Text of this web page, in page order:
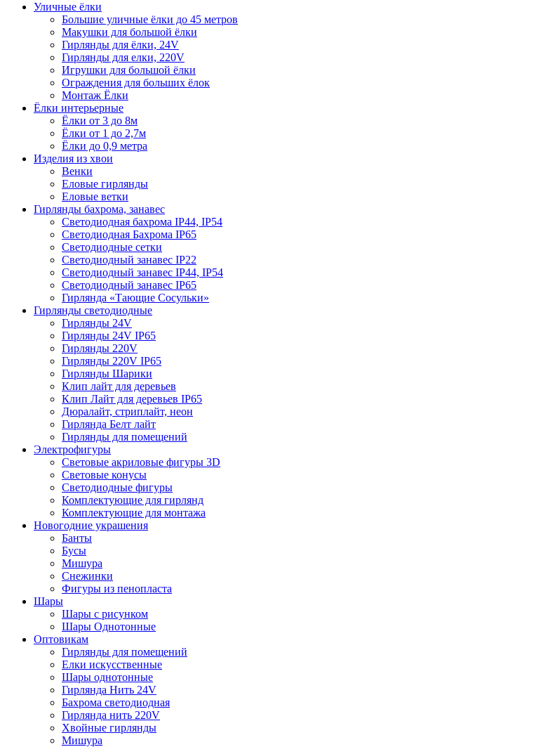
Уличные ёлки
Большие уличные ёлки до 45 метров
Макушки для большой ёлки
Гирлянды для ёлки, 24V
Гирлянды для елки, 220V
Игрушки для большой ёлки
Ограждения для больших ёлок
Монтаж Ёлки
Ёлки интерьерные
Ёлки от 3 до 8м
Ёлки от 1 до 2,7м
Ёлки до 0,9 метра
Изделия из хвои
Венки
Еловые гирлянды
Еловые ветки
Гирлянды бахрома, занавес
Светодиодная бахрома IP44, IP54
Светодиодная Бахрома IP65
Светодиодные сетки
Светодиодный занавес IP22
Светодиодный занавес IP44, IP54
Светодиодный занавес IP65
Гирлянда «Тающие Сосульки»
Гирлянды светодиодные
Гирлянды 24V
Гирлянды 24V IP65
Гирлянды 220V
Гирлянды 220V IP65
Гирлянды Шарики
Клип лайт для деревьев
Клип Лайт для деревьев IP65
Дюралайт, стриплайт, неон
Гирлянда Белт лайт
Гирлянды для помещений
Электрофигуры
Световые акриловые фигуры 3D
Световые конусы
Светодиодные фигуры
Комплектующие для гирлянд
Комплектующие для монтажа
Новогодние украшения
Банты
Бусы
Мишура
Снежинки
Фигуры из пенопласта
Шары
Шары с рисунком
Шары Однотонные
Оптовикам
Гирлянды для помещений
Елки искусственные
Шары однотонные
Гирлянда Нить 24V
Бахрома светодиодная
Гирлянда нить 220V
Хвойные гирлянды
Мишура